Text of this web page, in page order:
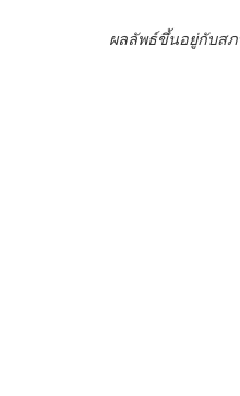
ผลลัพธ์ขึ้นอยู่กับส